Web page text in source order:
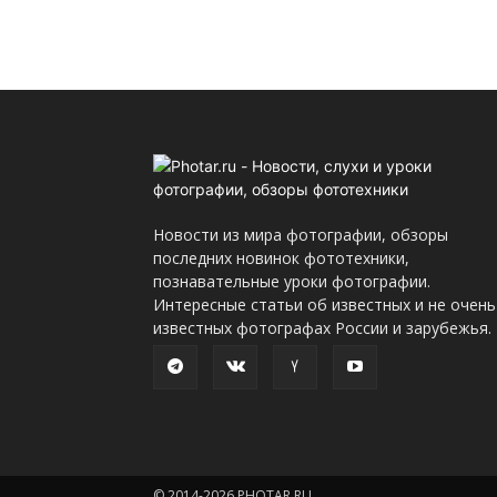
Новости из мира фотографии, обзоры
последних новинок фототехники,
познавательные уроки фотографии.
Интересные статьи об известных и не очень
известных фотографах России и зарубежья.